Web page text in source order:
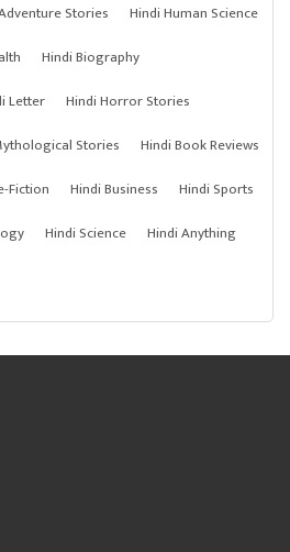
Stories
Hindi Human Science
Hindi Biography
Letter
Hindi Horror Stories
Stories
Hindi Book Reviews
Fiction Hindi Business
Hindi Sports
Hindi Science
Hindi Anything